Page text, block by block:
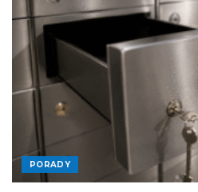
PORADY